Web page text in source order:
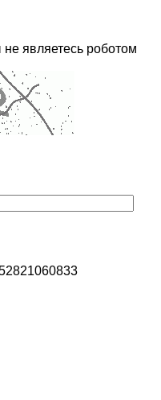
являетесь роботом